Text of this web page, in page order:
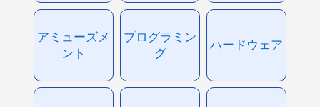
アミューズメ
ント
プログラミン
グ
ハードウェア